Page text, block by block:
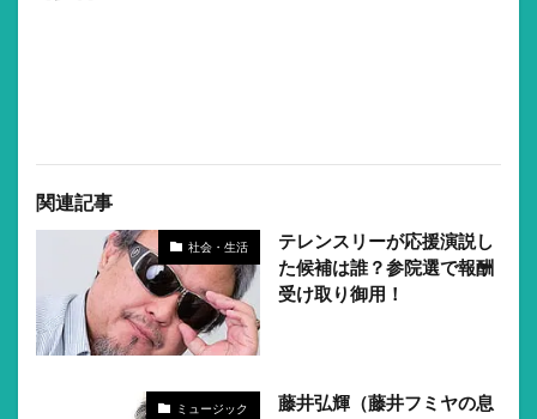
関連記事
社会・生活
テレンスリーが応援演説し
た候補は誰？参院選で報酬
受け取り御用！
ミュージック 藤井弘輝（藤井フミヤの息